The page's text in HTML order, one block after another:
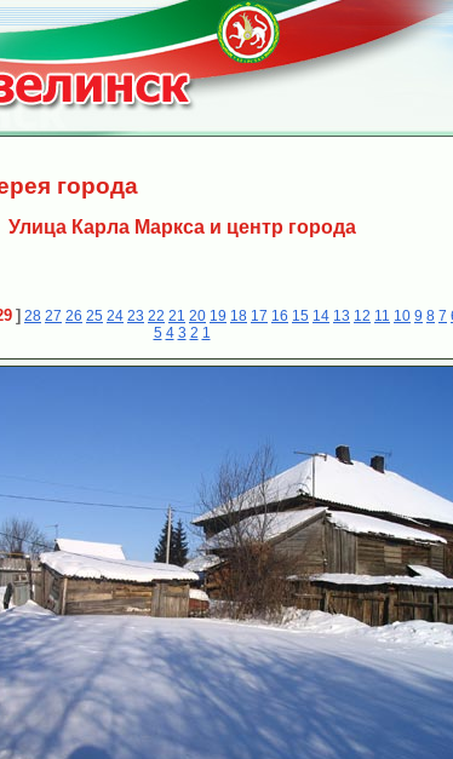
города
Улица Карла Маркса и центр города
] 28 27 26 25 24 23 22 21 20 19 18 17 16 15 14 13 12 11 10 9 8 7
5 4 3 2 1